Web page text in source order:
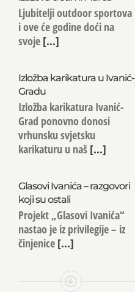
Ljubitelji outdoor sportova
i ove će godine doći na
svoje[...]
Izložba karikatura u Ivanić-
Gradu
Izložba karikatura Ivanić-
Grad ponovno donosi
vrhunsku svjetsku
karikaturu u naš[...]
Glasovi Ivanića – razgovori
koji su ostali
Projekt „Glasovi Ivanića“
nastao je iz privilegije – iz
činjenice[...]